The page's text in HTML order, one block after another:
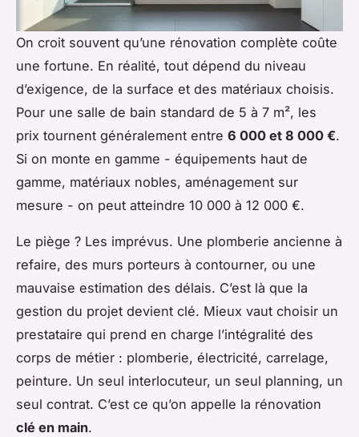
On croit souvent qu’une rénovation complète coûte
une fortune. En réalité, tout dépend du niveau
d’exigence, de la surface et des matériaux choisis.
Pour une salle de bain standard de 5 à 7 m², les
prix tournent généralement entre 6 000 et 8 000 €.
Si on monte en gamme - équipements haut de
gamme, matériaux nobles, aménagement sur
mesure - on peut atteindre 10 000 à 12 000 €.
Le piège ? Les imprévus. Une plomberie ancienne à
refaire, des murs porteurs à contourner, ou une
mauvaise estimation des délais. C’est là que la
gestion du projet devient clé. Mieux vaut choisir un
prestataire qui prend en charge l’intégralité des
corps de métier : plomberie, électricité, carrelage,
peinture. Un seul interlocuteur, un seul planning, un
seul contrat. C’est ce qu’on appelle la rénovation
clé en main.